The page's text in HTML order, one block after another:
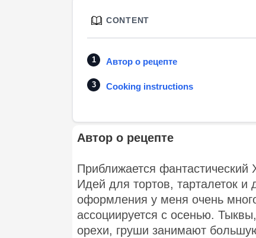
CONTENT
Автор о рецепте
Cooking instructions
Автор о рецепте
Приближается фантастический
Идей для тортов, тарталеток и
оформления у меня очень
ассоциируется с осенью.
орехи, груши занимают